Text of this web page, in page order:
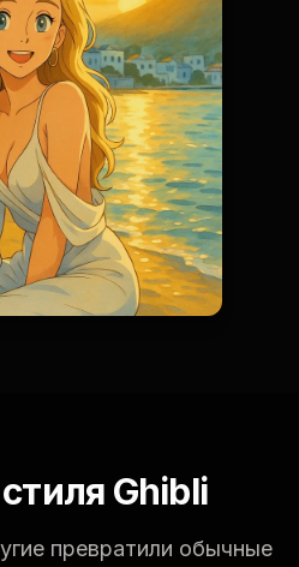
Ghibli
превратили обычные